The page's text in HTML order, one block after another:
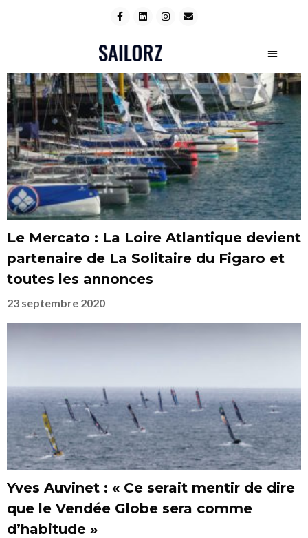
Le Mercato : La Loire Atlantique devient
partenaire de La Solitaire du Figaro et
toutes les annonces
23 septembre 2020
Yves Auvinet : « Ce serait mentir de dire
que le Vendée Globe sera comme
d’habitude »